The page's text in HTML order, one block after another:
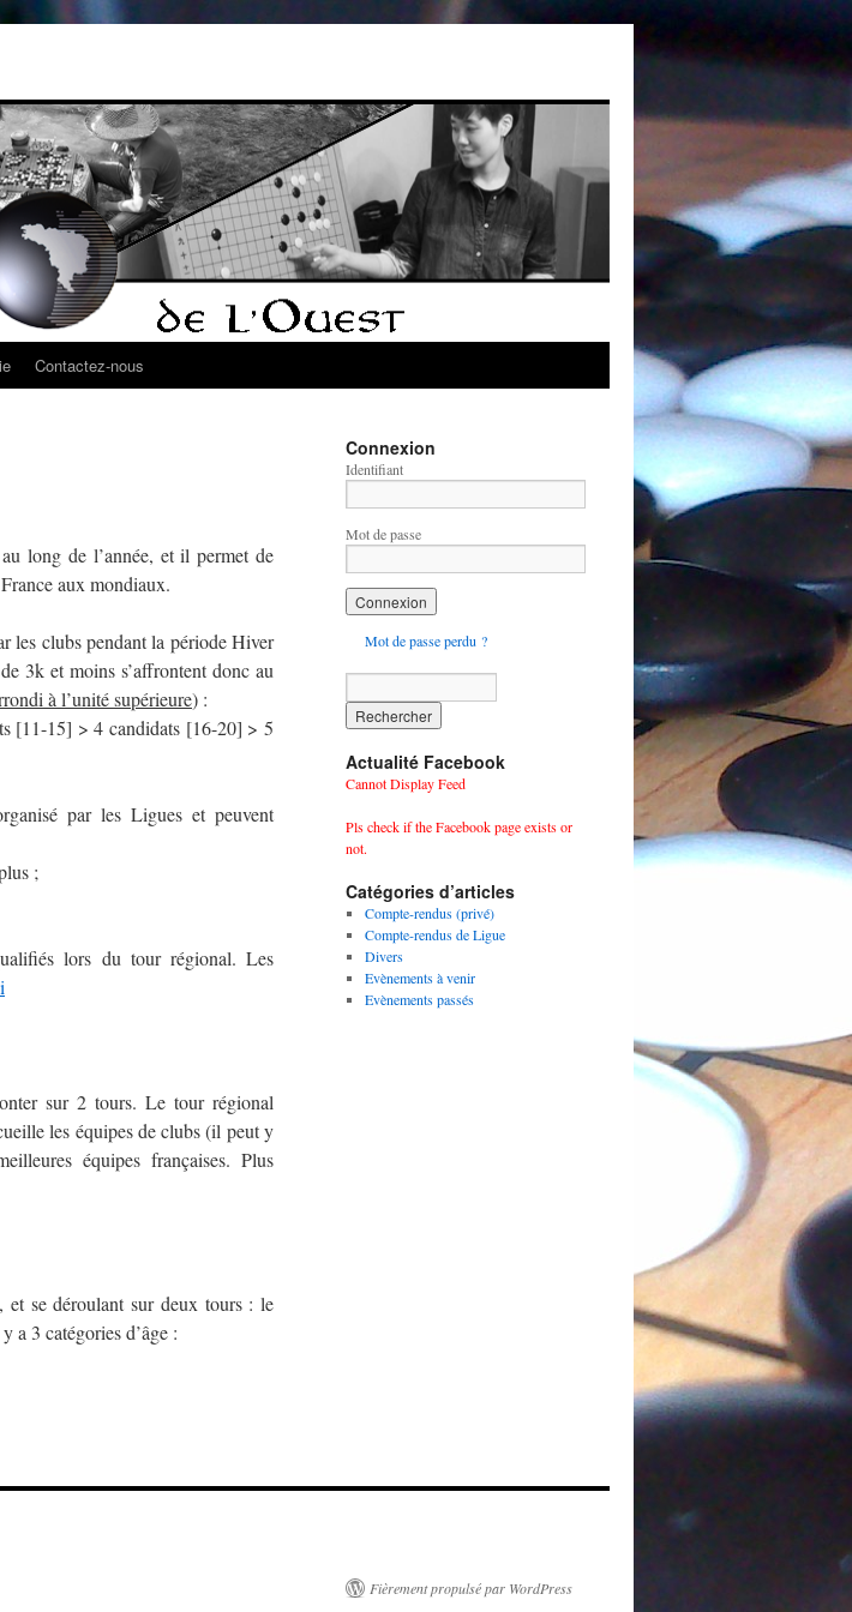
Contactez-nous
long de l’année, et il permet de
aux mondiaux.
les clubs pendant la période Hiver
3k et moins s’affrontent donc au
à l’unité supérieure) :
[11-15] > 4 candidats [16-20] > 5
par les Ligues et peuvent
;
lors du tour régional. Les
sur 2 tours. Le tour régional
les équipes de clubs (il peut y
équipes françaises. Plus
et se déroulant sur deux tours : le
a 3 catégories d’âge :
Connexion
Identifiant
Mot de passe
Mot de passe perdu ?
Actualité Facebook
Cannot Display Feed
Pls check if the Facebook page exists or
not.
Catégories d’articles
Compte-rendus (privé)
Compte-rendus de Ligue
Divers
Evènements à venir
Evènements passés
Fièrement propulsé par WordPress